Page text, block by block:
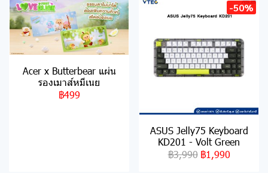
Acer x Butterbear แผ่น
รองเมาส์หมีเนย
฿499
-50%
ASUS Jelly75 Keyboard
KD201 - Volt Green
฿3,990 ฿1,990